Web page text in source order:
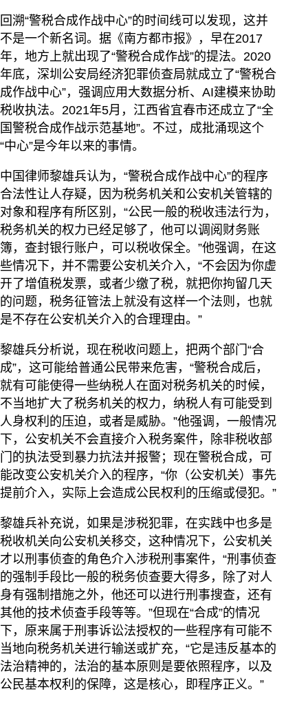
回溯“警税合成作战中心”的时间线可以发现，这并
不是一个新名词。据《南方都市报》，早在2017
年，地方上就出现了“警税合成作战”的提法。2020
年底，深圳公安局经济犯罪侦查局就成立了“警税合
成作战中心”，强调应用大数据分析、AI建模来协助
税收执法。2021年5月，江西省宜春市还成立了“全
国警税合成作战示范基地”。不过，成批涌现这个
“中心”是今年以来的事情。
中国律师黎雄兵认为，“警税合成作战中心”的程序
合法性让人存疑，因为税务机关和公安机关管辖的
对象和程序有所区别，“公民一般的税收违法行为，
税务机关的权力已经足够了，他可以调阅财务账
簿，查封银行账户，可以税收保全。”他强调，在这
些情况下，并不需要公安机关介入，“不会因为你虚
开了增值税发票，或者少缴了税，就把你拘留几天
的问题，税务征管法上就没有这样一个法则，也就
是不存在公安机关介入的合理理由。”
黎雄兵分析说，现在税收问题上，把两个部门“合
成”，这可能给普通公民带来危害，“警税合成后，
就有可能使得一些纳税人在面对税务机关的时候，
不当地扩大了税务机关的权力，纳税人有可能受到
人身权利的压迫，或者是威胁。”他强调，一般情况
下，公安机关不会直接介入税务案件，除非税收部
门的执法受到暴力抗法并报警；现在警税合成，可
能改变公安机关介入的程序，“你（公安机关）事先
提前介入，实际上会造成公民权利的压缩或侵犯。”
黎雄兵补充说，如果是涉税犯罪，在实践中也多是
税收机关向公安机关移交，这种情况下，公安机关
才以刑事侦查的角色介入涉税刑事案件，“刑事侦查
的强制手段比一般的税务侦查要大得多，除了对人
身有强制措施之外，他还可以进行刑事搜查，还有
其他的技术侦查手段等等。”但现在“合成”的情况
下，原来属于刑事诉讼法授权的一些程序有可能不
当地向税务机关进行输送或扩充，“它是违反基本的
法治精神的，法治的基本原则是要依照程序，以及
公民基本权利的保障，这是核心，即程序正义。”